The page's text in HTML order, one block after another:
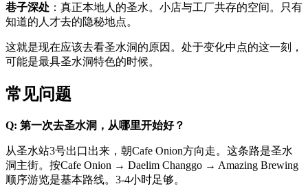
巷子深处 ：真正本地人的圣水。小店与工厂共存的空间。只有
知道的人才去的隐秘地点。
这就是现在应该去看圣水洞的原因。处于变化中点的这一刻，
可能是最具圣水洞特色的时候。
常见问题
Q: 第一次去圣水洞，从哪里开始好？
从圣水站3号出口出来，朝Cafe Onion方向走。这条路是圣水
洞主街。按Cafe Onion → Daelim Changgo → Amazing Brewing
顺序游览是基本路线。3-4小时足够。